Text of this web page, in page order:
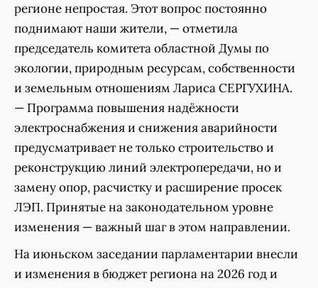
регионе непростая. Этот вопрос постоянно
поднимают наши жители, — отметила
председатель комитета областной Думы по
экологии, природным ресурсам, собственности
и земельным отношениям Лариса СЕРГУХИНА.
— Программа повышения надёжности
электроснабжения и снижения аварийности
предусматривает не только строительство и
реконструкцию линий электропередачи, но и
замену опор, расчистку и расширение просек
ЛЭП. Принятые на законодательном уровне
изменения — важный шаг в этом направлении.
На июньском заседании парламентарии внесли
и изменения в бюджет региона на 2026 год и